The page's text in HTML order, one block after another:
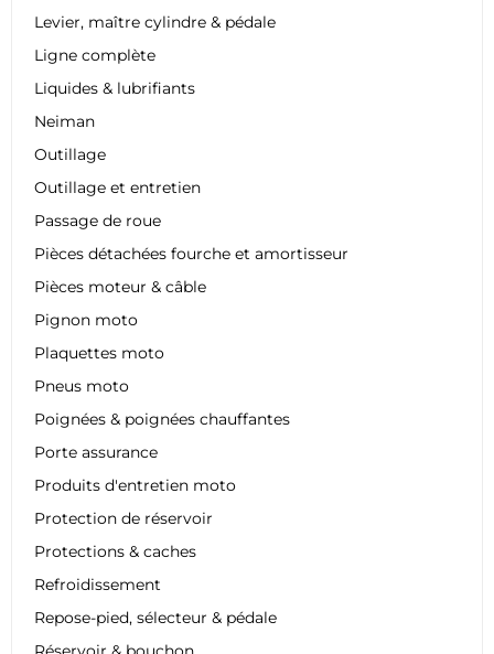
Levier, maître cylindre & pédale
Ligne complète
Liquides & lubrifiants
Neiman
Outillage
Outillage et entretien
Passage de roue
Pièces détachées fourche et amortisseur
Pièces moteur & câble
Pignon moto
Plaquettes moto
Pneus moto
Poignées & poignées chauffantes
Porte assurance
Produits d'entretien moto
Protection de réservoir
Protections & caches
Refroidissement
Repose-pied, sélecteur & pédale